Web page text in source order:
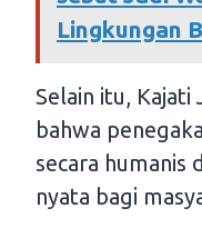
Lingkungan
Selain itu, Kajati
bahwa
secara humanis
nyata bagi